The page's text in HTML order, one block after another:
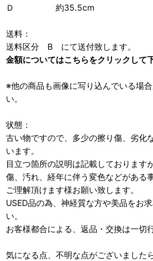
Ｄ 約35.5cm
送料：
送料区分 B にて送付致します。
金額についてはこちらをクリックして
※他の商品も画像に写り込んでいる場
い。
状態：
古い物ですので、多少の擦り傷、劣化
います。
目立つ箇所の説明は記載しております
傷、汚れ、経年に伴う変色などがある
ご理解頂けます様お願い致します。
USED品の為、神経質な方や美品をお
い。
お客様都合による、返品・交換は一切
気になる点、不明な点がございました